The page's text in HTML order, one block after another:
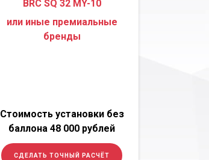
BRC SQ 32 MY-10
или иные премиальные
бренды
Стоимость установки без
баллона 48 000 рублей
СДЕЛАТЬ ТОЧНЫЙ РАСЧЁТ